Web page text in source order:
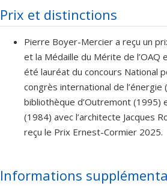
Prix et distinctions
Pierre Boyer-Mercier a reçu un
et la Médaille du Mérite de l’OAQ
été lauréat du concours National
congrès international de l’énergie
bibliothèque d’Outremont (1995)
(1984) avec l’architecte Jacques
reçu le Prix Ernest-Cormier 2025.
Informations